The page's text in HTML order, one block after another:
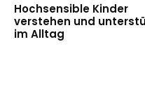
Hochsensible Kinder
verstehen und
im Alltag